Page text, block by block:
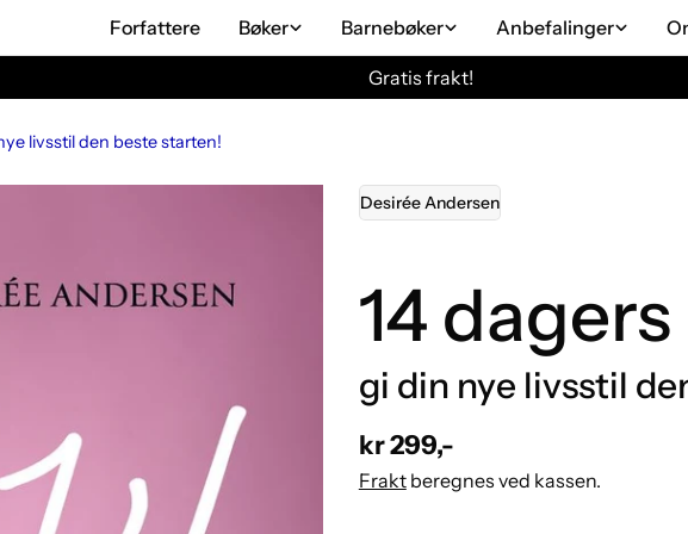
Forfattere Bøker Barnebøker Anbefalinger
Gratis frakt!
livsstil den beste starten!
Desirée Andersen
14
gi din nye livsstil
Vanlig
pris
kr 299,-
Fraktberegnes ved kassen.